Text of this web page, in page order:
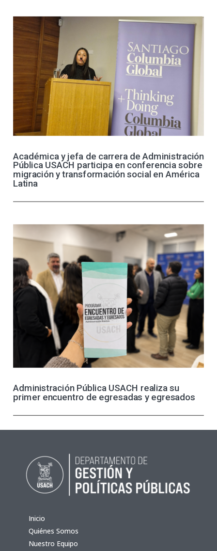
Académica y jefa de carrera de Administración
Pública USACH participa en conferencia sobre
migración y transformación social en América
Latina
Administración Pública USACH realiza su
primer encuentro de egresadas y egresados
Inicio
Quiénes Somos
Nuestro Equipo